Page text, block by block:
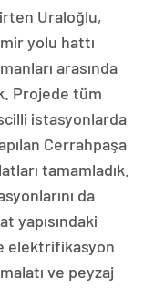
Uraloğlu,
yolu hattı
arasında
Projede tüm
istasyonlarda
Cerrahpaşa
tamamladık.
da
yapısındaki
elektrifikasyon
ve peyzaj